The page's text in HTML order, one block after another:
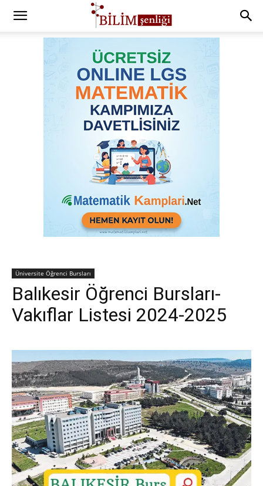
Üniversite Öğrenci Bursları
Balıkesir Öğrenci Bursları-
Vakıflar Listesi 2024-2025